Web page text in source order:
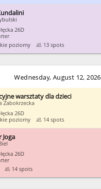
26D
poziomy
13 spots
Wednesday, August 12, 2026
warsztaty dla dzieci
Zabokrzecka
26D
poziomy
14 spots
Joga
26D
14 spots